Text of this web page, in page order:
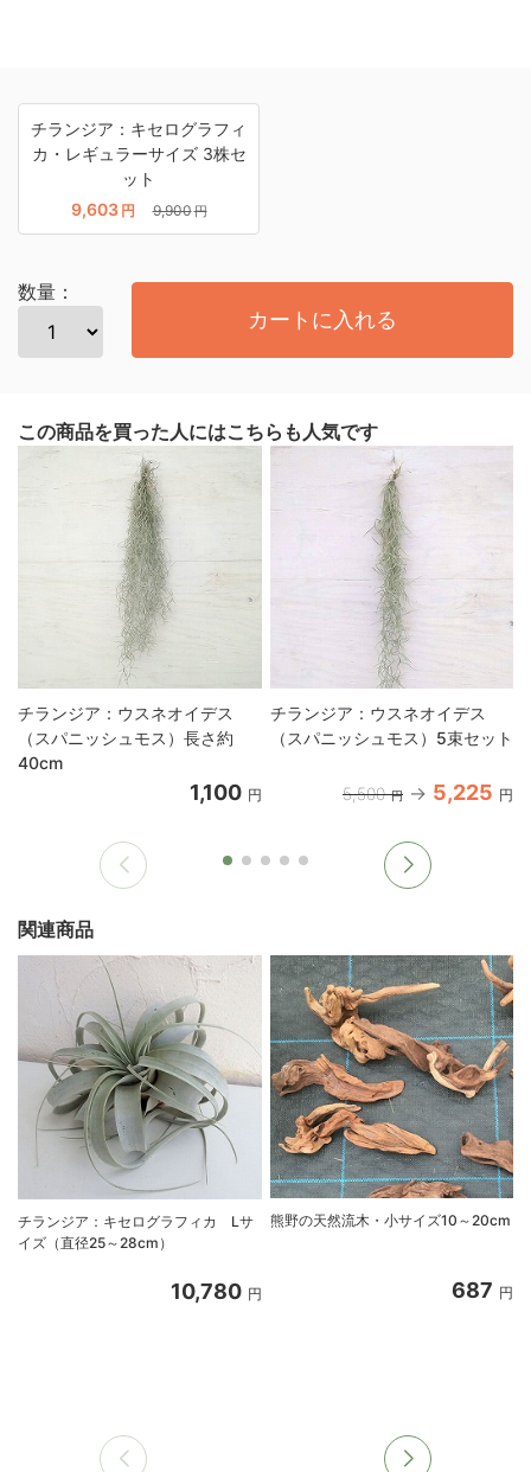
チランジア：キセログラフィ
カ・レギュラーサイズ 3株セ
ット
9,603 円 9,900円
数量：
カートに入れる
この商品を買った人にはこちらも人気です
チランジア：ウスネオイデス
（スパニッシュモス）長さ約
40cm
1,100 円
チランジア：ウスネオイデス
（スパニッシュモス）5束セット
5,500 円 5,225 円
関連商品
チランジア：キセログラフィカ Lサ
イズ（直径25～28cm）
10,780 円
熊野の天然流木・小サイズ10～20cm
687 円